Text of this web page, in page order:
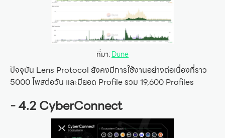
ที่มา:Dune
ปัจจุบัน Lens Protocol ยังคงมีการใช้งานอย่างต่อเนื่องที่ราว
5000 โพสต่อวัน และมียอด Profile รวม 19,600 Profiles
- 4.2 CyberConnect